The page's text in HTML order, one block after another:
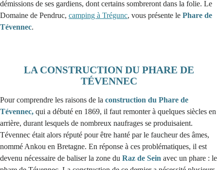
démissions de ses gardiens, dont certains sombreront dans la folie. Le
Domaine de Pendruc, camping à Trégunc, vous présente le Phare de
Tévennec.
LA CONSTRUCTION DU PHARE DE
TÉVENNEC
Pour comprendre les raisons de la construction du Phare de
Tévennec, qui a débuté en 1869, il faut remonter à quelques siècles en
arrière, durant lesquels de nombreux naufrages se produisaient.
Tévennec était alors réputé pour être hanté par le faucheur des âmes,
nommé Ankou en Bretagne. En réponse à ces problématiques, il est
devenu nécessaire de baliser la zone du Raz de Sein avec un phare : le